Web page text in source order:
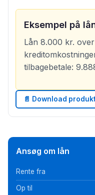
Eksempel på
Lån 8.000 kr.
tilbagebetale:
📄 Download
Ansøg om lån
Rente fra
Op til